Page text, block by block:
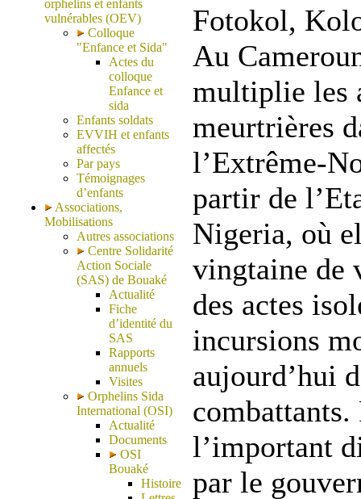
orphelins et enfants
vulnérables (OEV)
Colloque
"Enfance et Sida"
Actes du
colloque
Enfance et
sida
Enfants soldats
EVVIH et enfants
affectés
Par pays
Témoignages
d’enfants
Associations,
Mobilisations
Autres associations
Centre Solidarité
Action Sociale
(SAS) de Bouaké
Actualité
Fiche
d’identité du
SAS
Rapports
annuels
Visites
Orphelins Sida
International (OSI)
Actualité
Documents
OSI
Bouaké
Histoire
Fotokol,
Au
multiplie les
meurtrières
l’Extrême-
partir de
Nigeria, où
vingtaine de
des actes
incursions
aujourd’hui
combattants.
l’important
par le